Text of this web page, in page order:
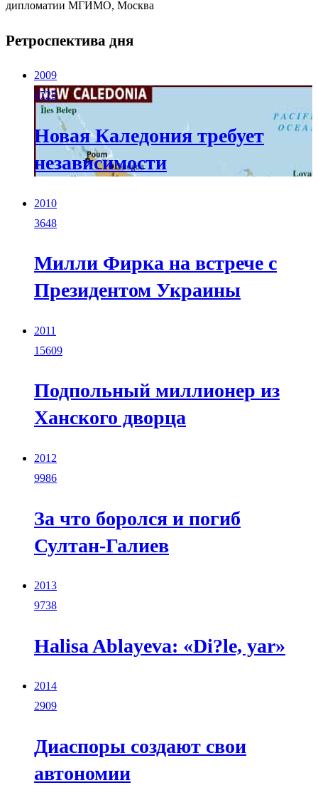
дипломатии МГИМО, Москва
Ретроспектива дня
2009
6725
Новая Каледония требует
независимости
2010
3648
Милли Фирка на встрече с
Президентом Украины
2011
15609
Подпольный миллионер из
Ханского дворца
2012
9986
За что боролся и погиб
Султан-Галиев
2013
9738
Halisa Ablayeva: «Di?le, yar»
2014
2909
Диаспоры создают свои
автономии